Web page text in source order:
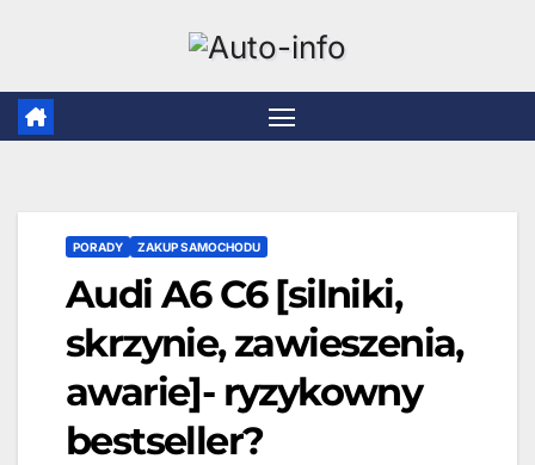
content
PORADY ZAKUP SAMOCHODU
Audi A6 C6 [silniki,
skrzynie, zawieszenia,
awarie]- ryzykowny
bestseller?